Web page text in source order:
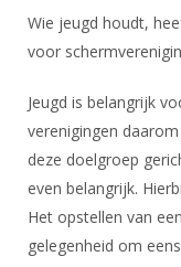
Maandelijks archief
Evenement
Website
Lidmaatschap
Reglementen
Ledencijfers
Sponsors en
Organisatie
Introductie
Veteranen
Wedstrijdsport
Wat is topsport
Nieuws
NK's
Oranje
DBT
Informatie
Voor de jeugd
Spreekbeurtpakket
Ouders en vereniging
Jeugdkampen
Forums
Forums
Schermforum
Nieuws
Zoek Vereniging
Contact
NK organiseren
Wie jeugd houdt,
voor
Jeugd is belangrijk
verenigingen
deze doelgroep
even belangrijk.
Het opstellen van
gelegenheid om